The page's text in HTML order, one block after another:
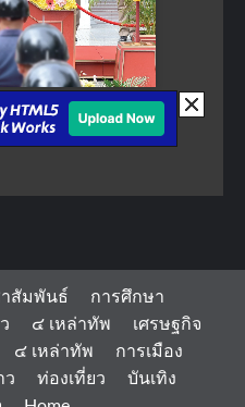
สัมพันธ์
การศึกษา
๔ เหล่าทัพ
เศรษฐกิจ
๔ เหล่าทัพ
การเมือง
ว ท่องเที่ยว
บันเทิง